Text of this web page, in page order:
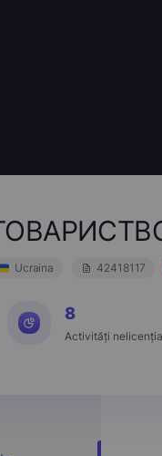
Ucraina 42418117
8
Activități